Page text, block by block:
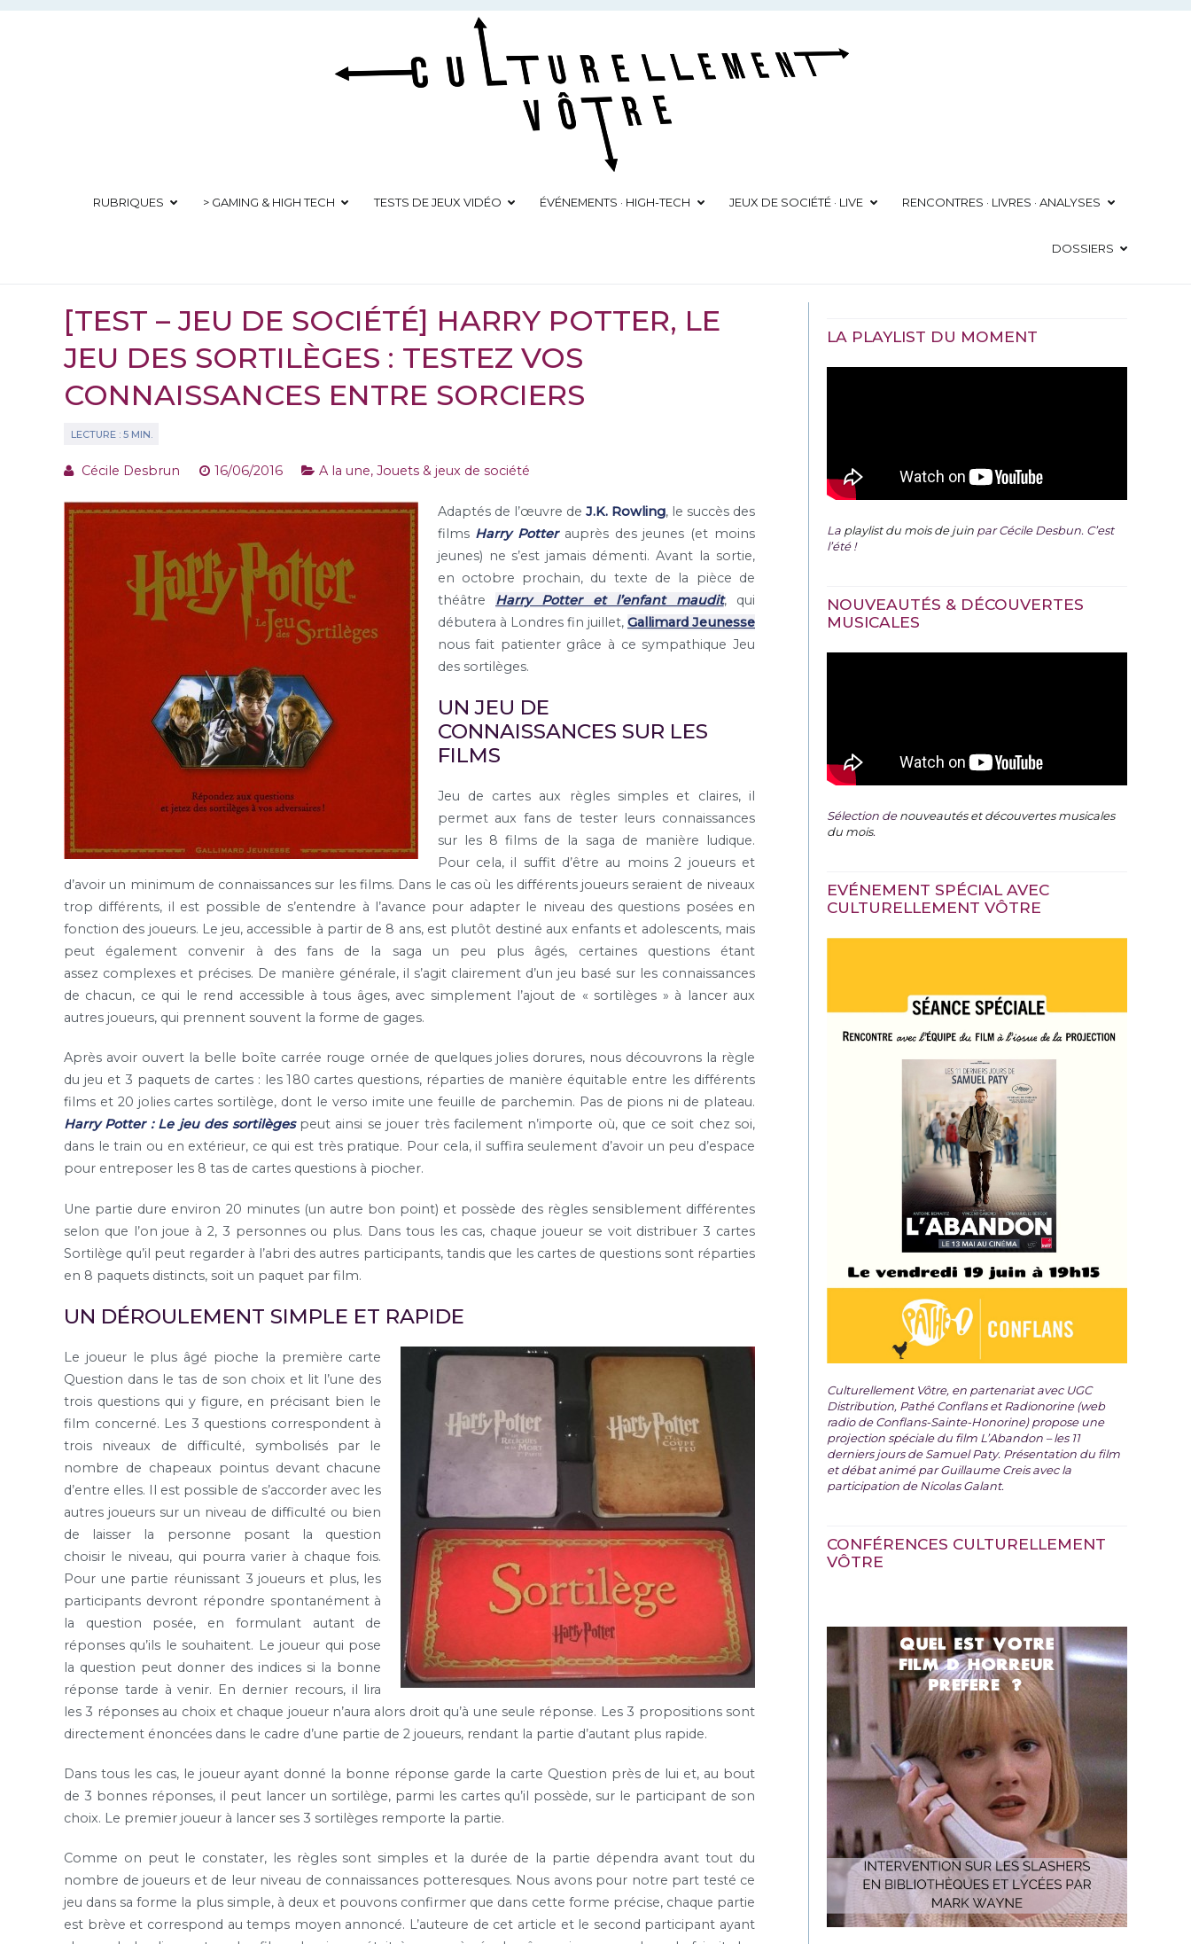
Aller
RUBRIQUES > GAMING & HIGH TECH TESTS DE JEUX VIDÉO ÉVÉNEMENTS · HIGH-TECH JEUX DE SOCIÉTÉ · LIVE RENCONTRES · LIVRES · ANALYSES
DOSSIERS
[TEST – JEU DE SOCIÉTÉ] HARRY POTTER, LE
JEU DES SORTILÈGES : TESTEZ VOS
CONNAISSANCES ENTRE SORCIERS
Cécile Desbrun 16/06/2016 A la une,Jouets & jeux de société
Adaptés de l’œuvre de J.K. Rowling, le succès des
films Harry Potterauprès des jeunes (et moins
jeunes) ne s’est jamais démenti. Avant la sortie,
en octobre prochain, du texte de la pièce de
théâtre Harry Potter et l’enfant maudit, qui
débutera à Londres fin juillet, Gallimard Jeunesse
nous fait patienter grâce à ce sympathique Jeu
des sortilèges.
UN JEU DE
CONNAISSANCES SUR LES
FILMS
Jeu de cartes aux règles simples et claires, il
permet aux fans de tester leurs connaissances
sur les 8 films de la saga de manière ludique.
Pour cela, il suffit d’être au moins 2 joueurs et
d’avoir un minimum de connaissances sur les films. Dans le cas où les différents joueurs seraient de niveaux
trop différents, il est possible de s’entendre à l’avance pour adapter le niveau des questions posées en
fonction des joueurs. Le jeu, accessible à partir de 8 ans, est plutôt destiné aux enfants et adolescents, mais
peut également convenir à des fans de la saga un peu plus âgés, certaines questions étant
assez complexes et précises. De manière générale, il s’agit clairement d’un jeu basé sur les connaissances
de chacun, ce qui le rend accessible à tous âges, avec simplement l’ajout de « sortilèges » à lancer aux
autres joueurs, qui prennent souvent la forme de gages.
Après avoir ouvert la belle boîte carrée rouge ornée de quelques jolies dorures, nous découvrons la règle
du jeu et 3 paquets de cartes : les 180 cartes questions, réparties de manière équitable entre les différents
films et 20 jolies cartes sortilège, dont le verso imite une feuille de parchemin. Pas de pions ni de plateau.
Harry Potter : Le jeu des sortilègespeut ainsi se jouer très facilement n’importe où, que ce soit chez soi,
dans le train ou en extérieur, ce qui est très pratique. Pour cela, il suffira seulement d’avoir un peu d’espace
pour entreposer les 8 tas de cartes questions à piocher.
Une partie dure environ 20 minutes (un autre bon point) et possède des règles sensiblement différentes
selon que l’on joue à 2, 3 personnes ou plus. Dans tous les cas, chaque joueur se voit distribuer 3 cartes
Sortilège qu’il peut regarder à l’abri des autres participants, tandis que les cartes de questions sont réparties
en 8 paquets distincts, soit un paquet par film.
UN DÉROULEMENT SIMPLE ET RAPIDE
Le joueur le plus âgé pioche la première carte
Question dans le tas de son choix et lit l’une des
trois questions qui y figure, en précisant bien le
film concerné. Les 3 questions correspondent à
trois niveaux de difficulté, symbolisés par le
nombre de chapeaux pointus devant chacune
d’entre elles. Il est possible de s’accorder avec les
autres joueurs sur un niveau de difficulté ou bien
de laisser la personne posant la question
choisir le niveau, qui pourra varier à chaque fois.
Pour une partie réunissant 3 joueurs et plus, les
participants devront répondre spontanément à
la question posée, en formulant autant de
réponses qu’ils le souhaitent. Le joueur qui pose
la question peut donner des indices si la bonne
réponse tarde à venir. En dernier recours, il lira
les 3 réponses au choix et chaque joueur n’aura alors droit qu’à une seule réponse. Les 3 propositions sont
directement énoncées dans le cadre d’une partie de 2 joueurs, rendant la partie d’autant plus rapide.
Dans tous les cas, le joueur ayant donné la bonne réponse garde la carte Question près de lui et, au bout
de 3 bonnes réponses, il peut lancer un sortilège, parmi les cartes qu’il possède, sur le participant de son
choix. Le premier joueur à lancer ses 3 sortilèges remporte la partie.
Comme on peut le constater, les règles sont simples et la durée de la partie dépendra avant tout du
nombre de joueurs et de leur niveau de connaissances potteresques. Nous avons pour notre part testé ce
jeu dans sa forme la plus simple, à deux et pouvons confirmer que dans cette forme précise, chaque partie
est brève et correspond au temps moyen annoncé. L’auteure de cet article et le second participant ayant
LA PLAYLIST DU MOMENT
La playlist du mois de juin par Cécile Desbun. C’est
l’été !
NOUVEAUTÉS & DÉCOUVERTES
MUSICALES
Sélection denouveautés et découvertes musicales
du mois.
EVÉNEMENT SPÉCIAL AVEC
CULTURELLEMENT VÔTRE
Culturellement Vôtre, en partenariat avec UGC
Distribution, Pathé Conflans et Radionorine (web
radio de Conflans-Sainte-Honorine) propose une
projection spéciale du film L’Abandon – les 11
derniers jours de Samuel Paty. Présentation du film
et débat animé par Guillaume Creis avec la
participation de Nicolas Galant.
CONFÉRENCES CULTURELLEMENT
VÔTRE